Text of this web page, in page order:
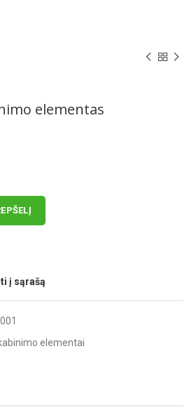
elementas
į sąrašą
elementai